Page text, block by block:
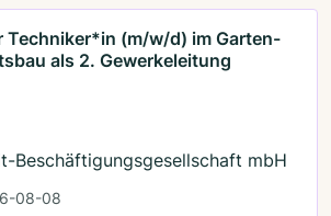
Techniker*in (m/w/d) im Garten-
als 2. Gewerkeleitung
Beschäftigungsgesellschaft mbH
08-08